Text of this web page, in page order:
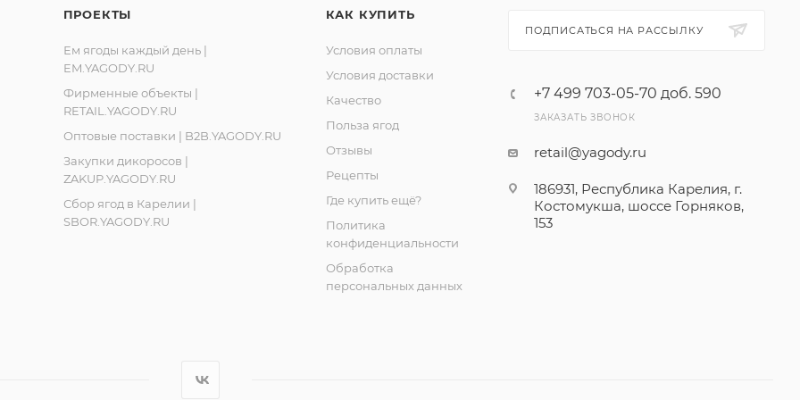
ПРОЕКТЫ
Ем ягоды каждый день |
EM.YAGODY.RU
Фирменные объекты |
RETAIL.YAGODY.RU
Оптовые поставки | B2B.YAGODY.RU
Закупки дикоросов |
ZAKUP.YAGODY.RU
Сбор ягод в Карелии |
SBOR.YAGODY.RU
КАК КУПИТЬ
Условия оплаты
Условия доставки
Качество
Польза ягод
Отзывы
Рецепты
Где купить ещё?
Политика
конфиденциальности
Обработка
персональных данных
ПОДПИСАТЬСЯ НА РАССЫЛКУ
+7 499 703-05-70 доб. 590
ЗАКАЗАТЬ ЗВОНОК
retail@yagody.ru
186931, Республика Карелия, г.
Костомукша, шоссе Горняков,
153